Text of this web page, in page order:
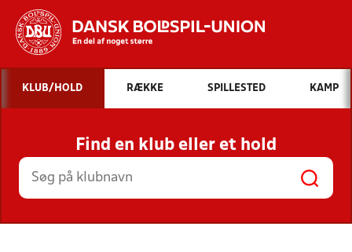
Hvad vil du søge efter?
INDHOLD OG NYHEDER
STILLINGER, RESULTATER, KLUBBER OG
HOLD
KLUB/HOLD RÆKKE SPILLESTED KAMP
Find en klub eller et hold